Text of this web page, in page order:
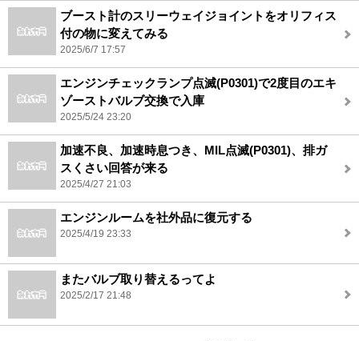
ブースト計のスリーウェイジョイントをオリフィス
付の物に変えてみる
2025/6/7 17:57
エンジンチェックランプ点滅(P0301)で2度目のエキ
ゾーストバルブ交換で入庫
2025/5/24 23:20
加速不良、加速時息つき、MIL点滅(P0301)、排ガ
スくさい回答が来る
2025/4/27 21:03
エンジンルームを社外品に復元する
2025/4/19 23:33
またバルブ取り替えるってよ
2025/2/17 21:48